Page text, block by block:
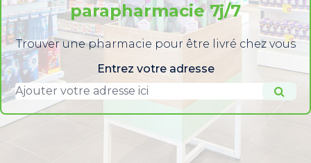
parapharmacie 7j/7
Trouver une pharmacie pour être livré chez vous
Entrez votre adresse